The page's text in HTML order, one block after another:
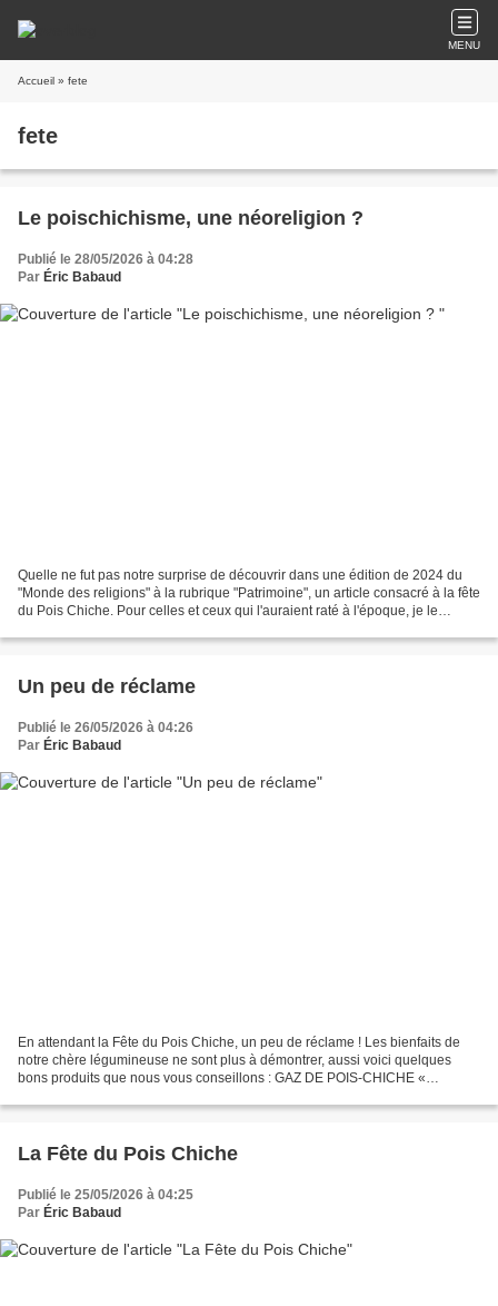
MENU
Accueil » fete
fete
Le poischichisme, une néoreligion ?
Publié le 28/05/2026 à 04:28
Par Éric Babaud
Quelle ne fut pas notre surprise de découvrir dans une édition de 2024 du
"Monde des religions" à la rubrique "Patrimoine", un article consacré à la fête
du Pois Chiche. Pour celles et ceux qui l'auraient raté à l'époque, je le
Un peu de réclame
Publié le 26/05/2026 à 04:26
Par Éric Babaud
En attendant la Fête du Pois Chiche, un peu de réclame ! Les bienfaits de
notre chère légumineuse ne sont plus à démontrer, aussi voici quelques
bons produits que nous vous conseillons : GAZ DE POIS-CHICHE «
La Fête du Pois Chiche
Publié le 25/05/2026 à 04:25
Par Éric Babaud